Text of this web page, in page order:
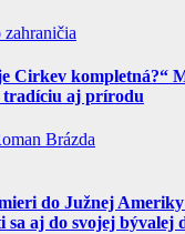
zahraničia
Cirkev kompletná?“
tradíciu aj prírodu
Brázda
do Južnej
aj do svojej bývalej